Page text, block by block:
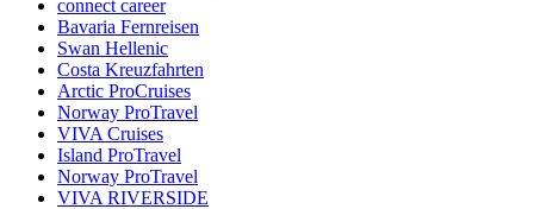
connect career
Bavaria Fernreisen
Swan Hellenic
Costa Kreuzfahrten
Arctic ProCruises
Norway ProTravel
VIVA Cruises
Island ProTravel
Norway ProTravel
VIVA RIVERSIDE